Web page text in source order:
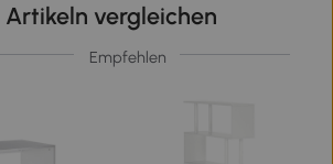
Artikeln vergleichen
Empfehlen